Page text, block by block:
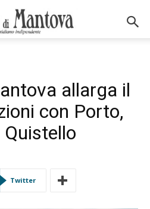
allarga il
con Porto,
Quistello
Twitter